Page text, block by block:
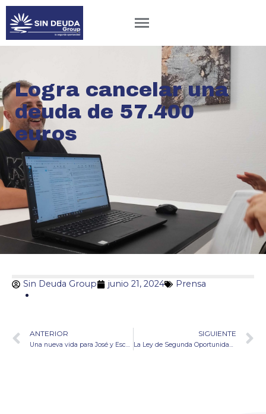
Logra cancelar una
deuda de 57.400
euros
Sin Deuda Group junio 21, 2024 Prensa
ANTERIOR
Una nueva vida para José y Escarlata tras cancelar más de 60.000 euros de deuda
SIGUIENTE
La Ley de Segunda Oportunidad ayuda a un vecino de Lanzarote a cancelar una deuda de 57.400 euros